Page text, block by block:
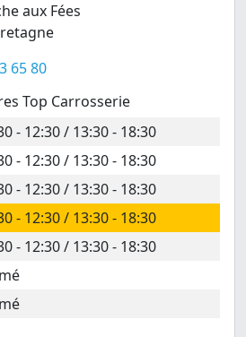
aux Fées
65 80
Top Carrosserie
- 12:30 / 13:30 - 18:30
- 12:30 / 13:30 - 18:30
- 12:30 / 13:30 - 18:30
- 12:30 / 13:30 - 18:30
- 12:30 / 13:30 - 18:30